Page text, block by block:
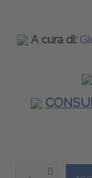
A cura di: